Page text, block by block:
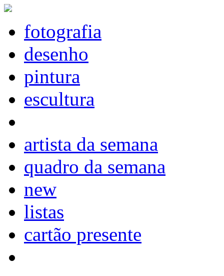
fotografia
desenho
pintura
escultura
artista da semana
quadro da semana
new
listas
cartão presente